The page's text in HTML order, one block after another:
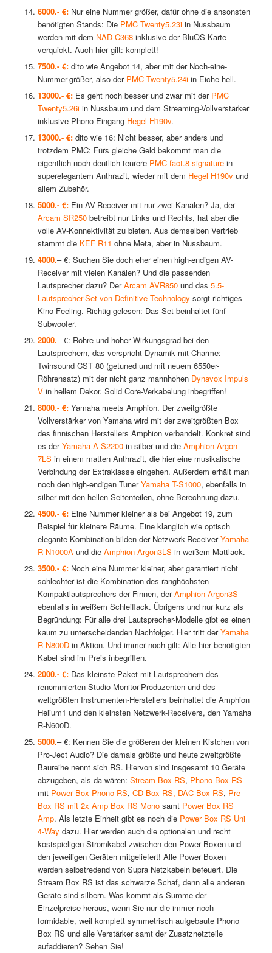
6000.- €:Nur eine Nummer größer, dafür ohne die ansonsten
benötigten Stands: Die PMC Twenty5.23iin Nussbaum
werden mit dem NAD C368inklusive der BluOS-Karte
verquickt. Auch hier gilt: komplett!
7500.- €:dito wie Angebot 14, aber mit der Noch-eine-
Nummer-größer, also der PMC Twenty5.24iin Eiche hell.
13000.- €:Es geht noch besser und zwar mit der PMC
Twenty5.26iin Nussbaum und dem Streaming-Vollverstärker
inklusive Phono-Eingang Hegel H190v.
13000.- €:dito wie 16: Nicht besser, aber anders und
trotzdem PMC: Fürs gleiche Geld bekommt man die
eigentlich noch deutlich teurere PMC fact.8 signaturein
superelegantem Anthrazit, wieder mit dem Hegel H190vund
allem Zubehör.
5000.- €:Ein AV-Receiver mit nur zwei Kanälen? Ja, der
Arcam SR250betreibt nur Links und Rechts, hat aber die
volle AV-Konnektivität zu bieten. Aus demselben Vertrieb
stammt die KEF R11 ohne Meta, aber in Nussbaum.
4000.– €: Suchen Sie doch eher einen high-endigen AV-
Receiver mit vielen Kanälen? Und die passenden
Lautsprecher dazu? DerArcam AVR850und das 5.5-
Lautsprecher-Set von Definitive Technology sorgt richtiges
Kino-Feeling. Richtig gelesen: Das Set beinhaltet fünf
Subwoofer.
2000.– €: Röhre und hoher Wirkungsgrad bei den
Lautsprechern, das verspricht Dynamik mit Charme:
Twinsound CST 80 (getuned und mit neuem 6550er-
Röhrensatz) mit der nicht ganz mannhohen Dynavox Impuls
Vin hellem Dekor. Solid Core-Verkabelung inbegriffen!
8000.- €:Yamaha meets Amphion. Der zweitgrößte
Vollverstärker von Yamaha wird mit der zweitgrößten Box
des finnischen Herstellers Amphion verbandelt. Konkret sind
es derYamaha A-S2200in silber und die Amphion Argon
7LS in einem matten Anthrazit, die hier eine musikalische
Verbindung der Extraklasse eingehen. Außerdem erhält man
noch den high-endigen TunerYamaha T-S1000, ebenfalls in
silber mit den hellen Seitenteilen, ohne Berechnung dazu.
4500.- €: Eine Nummer kleiner als bei Angebot 19, zum
Beispiel für kleinere Räume. Eine klanglich wie optisch
elegante Kombination bilden der Netzwerk-ReceiverYamaha
R-N1000Aund die Amphion Argon3LS in weißem Mattlack.
3500.- €:Noch eine Nummer kleiner, aber garantiert nicht
schlechter ist die Kombination des ranghöchsten
Kompaktlautsprechers der Finnen, derAmphion Argon3S
ebenfalls in weißem Schleiflack. Übrigens und nur kurz als
Begründung: Für alle drei Lautsprecher-Modelle gibt es einen
kaum zu unterscheidenden Nachfolger. Hier tritt derYamaha
R-N800Din Aktion. Und immer noch gilt: Alle hier benötigten
Kabel sind im Preis inbegriffen.
2000.- €:Das kleinste Paket mit Lautsprechern des
renommierten Studio Monitor-Produzenten und des
weltgrößten Instrumenten-Herstellers beinhaltet die Amphion
Helium1 und den kleinsten Netzwerk-Receivers, den Yamaha
R-N600D.
5000.– €: Kennen Sie die größeren der kleinen Kistchen von
Pro-Ject Audio? Die damals größte und heute zweitgrößte
Baureihe nennt sich RS. Hiervon sind insgesamt 10 Geräte
abzugeben, als da wären: Stream Box RS, Phono Box RS
mit Power Box Phono RS, CD Box RS, DAC Box RS, Pre
Box RS mit 2x Amp Box RS Monosamt Power Box RS
Amp. Als letzte Einheit gibt es noch die Power Box RS Uni
4-Way dazu. Hier werden auch die optionalen und recht
kostspieligen Stromkabel zwischen den Power Boxen und
den jeweiligen Geräten mitgeliefert! Alle Power Boxen
werden selbstredend von Supra Netzkabeln befeuert. Die
Stream Box RS ist das schwarze Schaf, denn alle anderen
Geräte sind silbern. Was kommt als Summe der
Einzelpreise heraus, wenn Sie nur die immer noch
formidable, weil komplett symmetrisch aufgebaute Phono
Box RS und alle Verstärker samt der Zusatznetzteile
aufaddieren? Sehen Sie!